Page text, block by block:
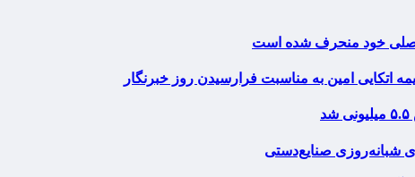
خود منحرف شده است
اتکایی امین به مناسبت فرارسیدن روز خبرنگار